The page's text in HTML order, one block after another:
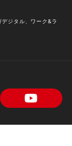
ジタル、ワーク&ラ